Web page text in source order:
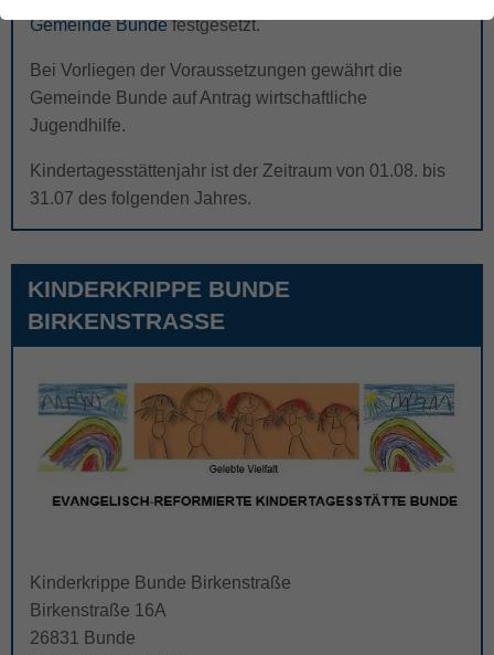
getretene Bauleitpläne
Lärmaktionsplan
Ortsvorsteher
Veranstaltungen
Anregungs- und
Ereignismanagement
Fundsachen und Fundtiere
Baumschutz der Gemeinde
Bunde
Eichenprozessionsspinner
Salzgewinnungsvorhaben
Firma Nobian
Gemeinde Bundefestgesetzt.
Bei Vorliegen der Voraussetzungen gewährt die
Gemeinde Bunde auf Antrag wirtschaftliche
Jugendhilfe.
Kindertagesstättenjahr ist der Zeitraum von 01.08. bis
31.07 des folgenden Jahres.
KINDERKRIPPE BUNDE
BIRKENSTRASSE
Kinderkrippe Bunde Birkenstraße
Birkenstraße 16A
26831 Bunde